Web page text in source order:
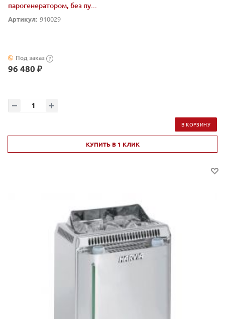
парогенератором, без пу...
Артикул: 910029
Под заказ ?
96 480 ₽
В КОРЗИНУ
КУПИТЬ В 1 КЛИК